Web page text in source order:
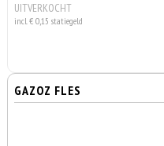
UITVERKOCHT
incl. € 0,15 statiegeld
GAZOZ FLES